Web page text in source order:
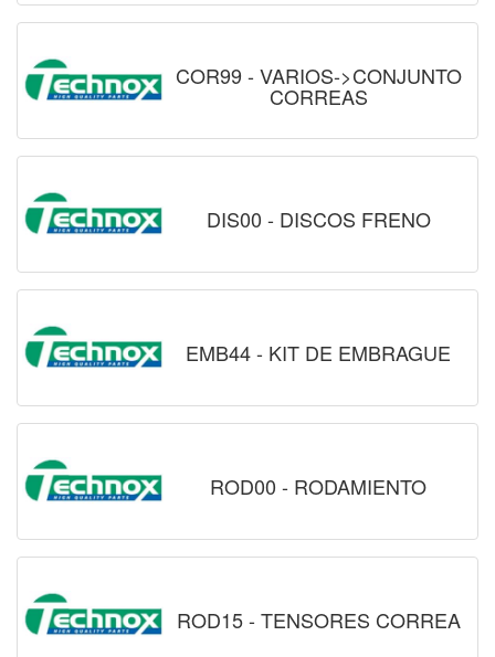
COR99 - VARIOS->CONJUNTO
CORREAS
DIS00 - DISCOS FRENO
EMB44 - KIT DE EMBRAGUE
ROD00 - RODAMIENTO
ROD15 - TENSORES CORREA